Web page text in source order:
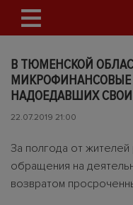
В ТЮМЕНСКОЙ
МИКРОФИНАНСОВЫЕ
НАДОЕДАВШИХ
22.07.2019 21:00
За полгода от жителей
обращения на
возвратом